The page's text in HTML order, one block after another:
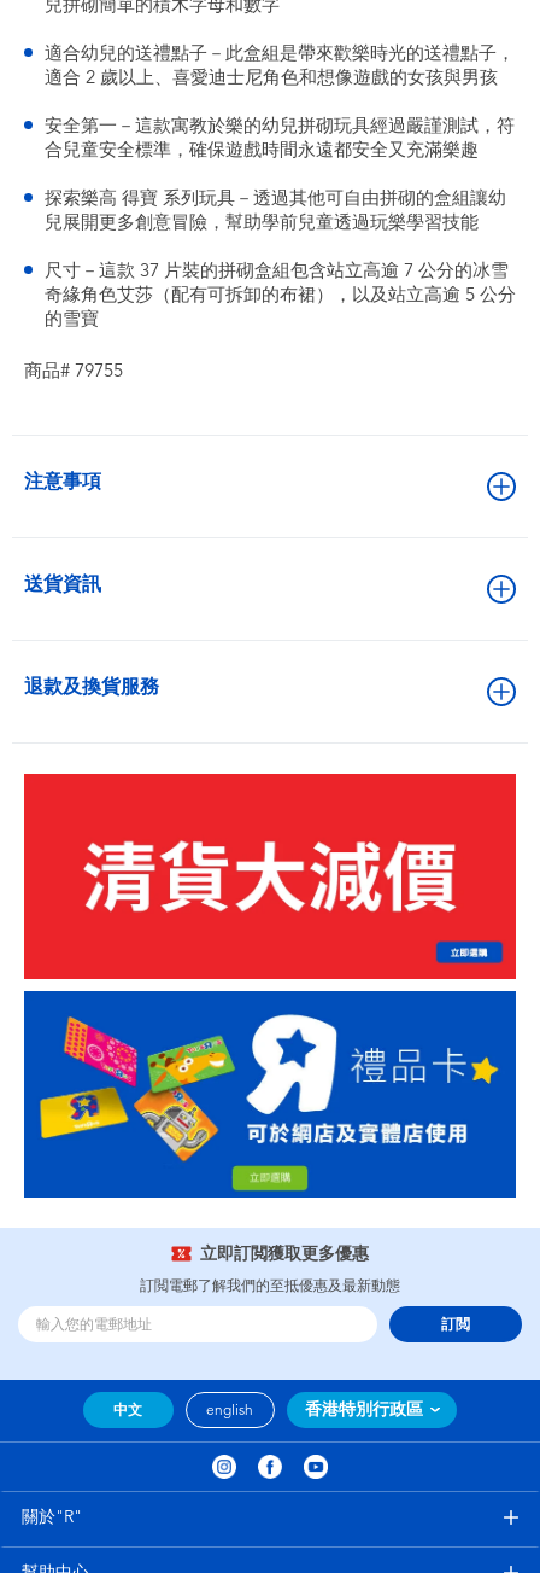
兒拼砌簡單的積木字母和數字
適合幼兒的送禮點子－此盒組是帶來歡樂時光的送禮點子，
適合 2 歲以上、喜愛迪士尼角色和想像遊戲的女孩與男孩
安全第一－這款寓教於樂的幼兒拼砌玩具經過嚴謹測試，符
合兒童安全標準，確保遊戲時間永遠都安全又充滿樂趣
探索樂高 得寶 系列玩具－透過其他可自由拼砌的盒組讓幼
兒展開更多創意冒險，幫助學前兒童透過玩樂學習技能
尺寸－這款 37 片裝的拼砌盒組包含站立高逾 7 公分的冰雪
奇緣角色艾莎（配有可拆卸的布裙），以及站立高逾 5 公分
的雪寶
商品# 79755
注意事項
送貨資訊
退款及換貨服務
立即訂閲獲取更多優惠
訂閲電郵了解我們的至抵優惠及最新動態
訂閲
中文 english 香港特別行政區
關於"R"